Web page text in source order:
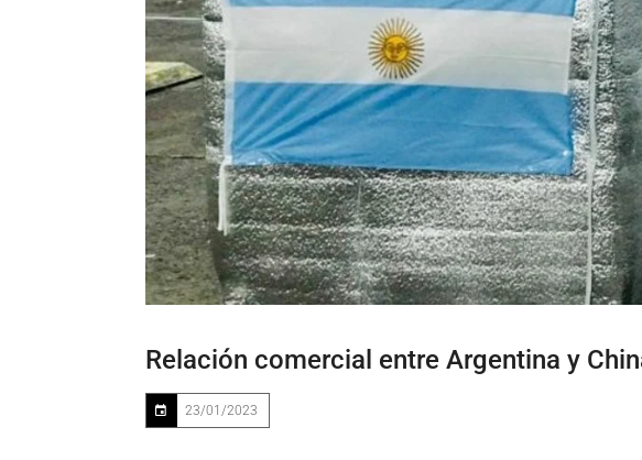
Relación comercial entre Argentina y
23/01/2023